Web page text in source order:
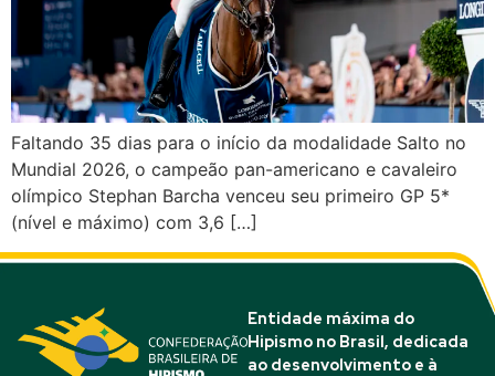
Faltando 35 dias para o início da modalidade Salto no
Mundial 2026, o campeão pan-americano e cavaleiro
olímpico Stephan Barcha venceu seu primeiro GP 5*
(nível e máximo) com 3,6 […]
Entidade máxima do
Hipismo no Brasil, dedicada
ao desenvolvimento e à